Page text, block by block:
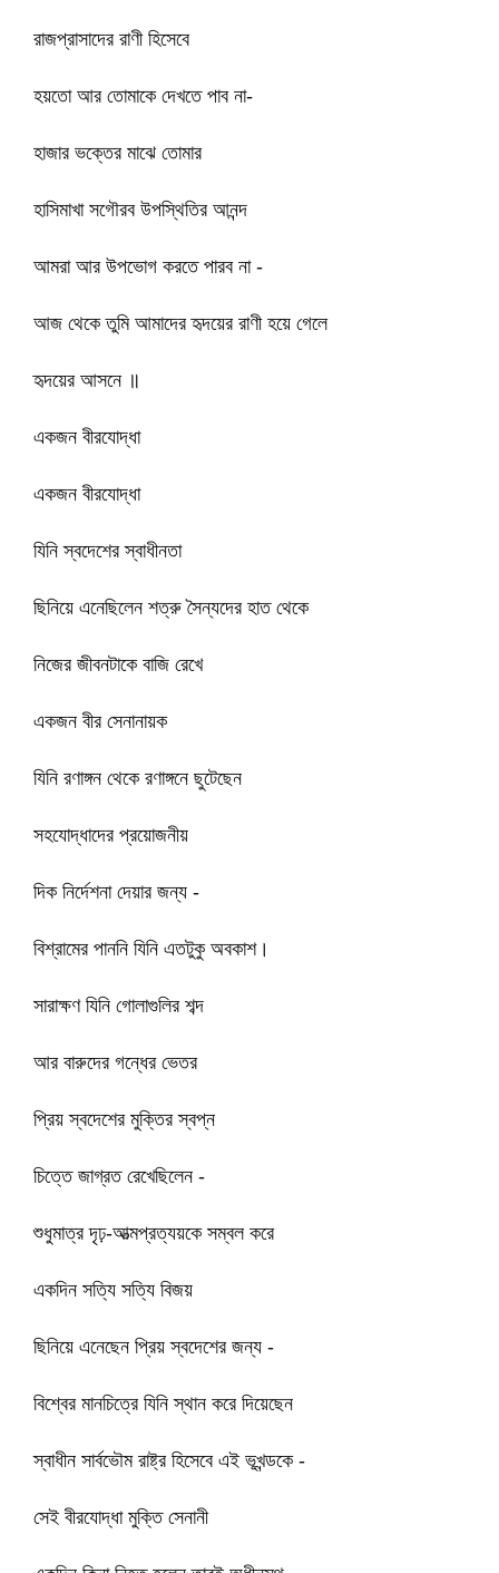
রাজপ্রাসাদের রাণী হিসেবে
হয়তো আর তোমাকে দেখতে পাব না-
হাজার ভক্তের মাঝে তোমার
হাসিমাখা সগৌরব উপস্থিতির আনন্দ
আমরা আর উপভোগ করতে পারব না -
আজ থেকে তুমি আমাদের হৃদয়ের রাণী হয়ে গেলে
হৃদয়ের আসনে ॥
একজন বীরযোদ্ধা
একজন বীরযোদ্ধা
যিনি স্বদেশের স্বাধীনতা
ছিনিয়ে এনেছিলেন শত্রু সৈন্যদের হাত থেকে
নিজের জীবনটাকে বাজি রেখে
একজন বীর সেনানায়ক
যিনি রণাঙ্গন থেকে রণাঙ্গনে ছুটেছেন
সহযোদ্ধাদের প্রয়োজনীয়
দিক নির্দেশনা দেয়ার জন্য -
বিশ্রামের পাননি যিনি এতটুকু অবকাশ।
সারাক্ষণ যিনি গোলাগুলির শব্দ
আর বারুদের গন্ধের ভেতর
প্রিয় স্বদেশের মুক্তির স্বপ্ন
চিত্তে জাগ্রত রেখেছিলেন -
শুধুমাত্র দৃঢ়-আত্মপ্রত্যয়কে সম্বল করে
একদিন সত্যি সত্যি বিজয়
ছিনিয়ে এনেছেন প্রিয় স্বদেশের জন্য -
বিশ্বের মানচিত্রে যিনি স্থান করে দিয়েছেন
স্বাধীন সার্বভৌম রাষ্ট্র হিসেবে এই ভূখন্ডকে -
সেই বীরযোদ্ধা মুক্তি সেনানী